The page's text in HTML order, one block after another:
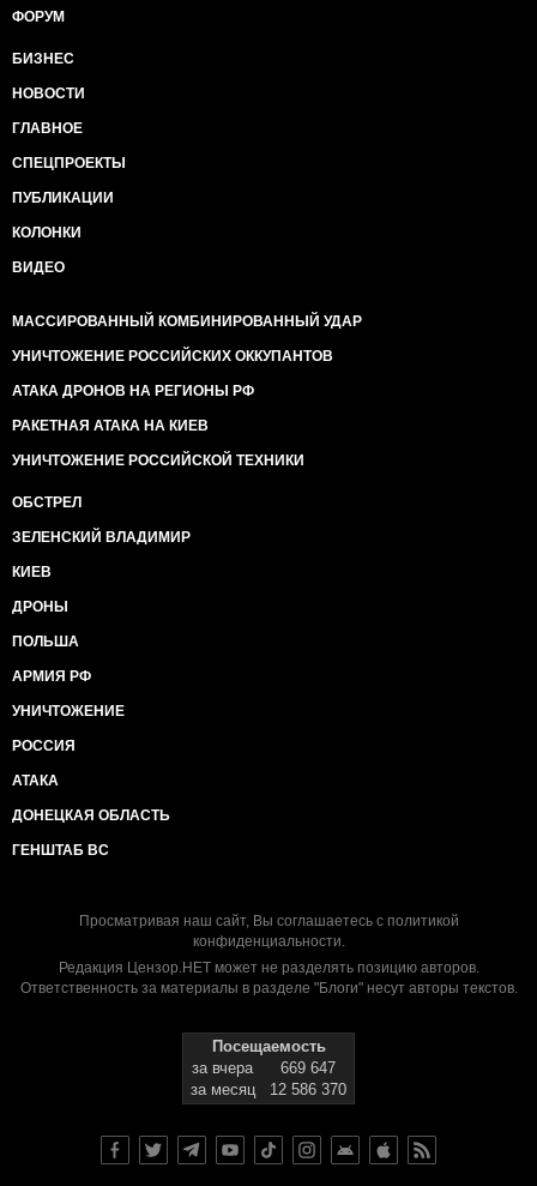
ФОРУМ
БИЗНЕС
НОВОСТИ
ГЛАВНОЕ
СПЕЦПРОЕКТЫ
ПУБЛИКАЦИИ
КОЛОНКИ
ВИДЕО
МАССИРОВАННЫЙ КОМБИНИРОВАННЫЙ УДАР
УНИЧТОЖЕНИЕ РОССИЙСКИХ ОККУПАНТОВ
АТАКА ДРОНОВ НА РЕГИОНЫ РФ
РАКЕТНАЯ АТАКА НА КИЕВ
УНИЧТОЖЕНИЕ РОССИЙСКОЙ ТЕХНИКИ
ОБСТРЕЛ
ЗЕЛЕНСКИЙ ВЛАДИМИР
КИЕВ
ДРОНЫ
ПОЛЬША
АРМИЯ РФ
УНИЧТОЖЕНИЕ
РОССИЯ
АТАКА
ДОНЕЦКАЯ ОБЛАСТЬ
ГЕНШТАБ ВС
Просматривая наш сайт, Вы соглашаетесь с политикой
конфиденциальности.
Редакция Цензор.НЕТ может не разделять позицию авторов.
Ответственность за материалы в разделе "Блоги" несут авторы текстов.
Посещаемость
за вчера
669 647
за месяц
12 586 370